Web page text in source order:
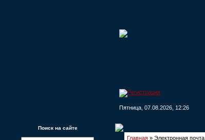
Пятница, 07.08.2026, 12:26
Поиск на сайте
Главная » Электронная почта